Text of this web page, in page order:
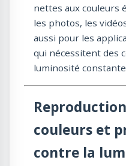
nettes aux couleurs
les photos, les
aussi pour les
qui nécessitent des
luminosité
couleurs et
contre la